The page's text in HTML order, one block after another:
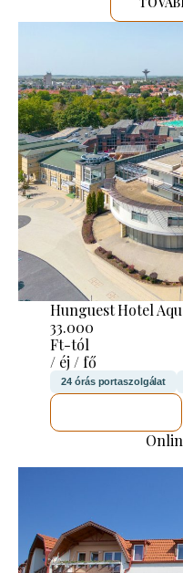
Hunguest Hotel
33.000
Ft-tól
/ éj / fő
24 órás portaszolgálat